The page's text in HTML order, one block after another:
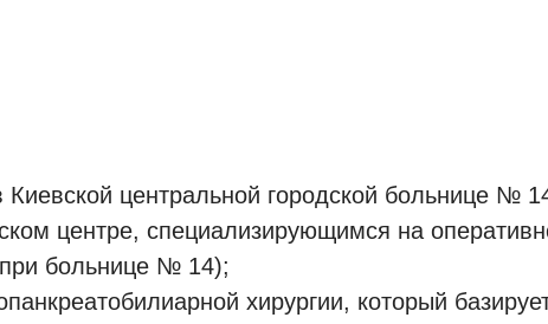
центральной городской больнице №
центре, специализирующимся на
больнице № 14);
хирургии, который